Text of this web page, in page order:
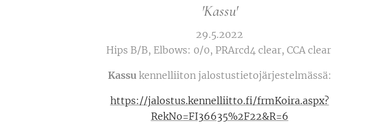
'Kassu'
29.5.2022
Hips B/B, Elbows: 0/0, PRArcd4 clear, CCA clear
Kassu kennelliiton jalostustietojärjestelmässä:
https://jalostus.kennelliitto.fi/frmKoira.aspx?
RekNo=FI36635%2F22&R=6